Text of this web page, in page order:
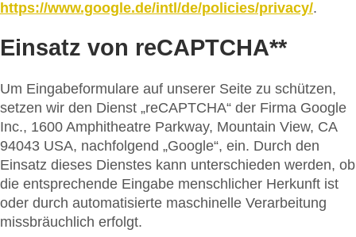
https://www.google.de/intl/de/policies/privacy/.
Einsatz von reCAPTCHA**
Um Eingabeformulare auf unserer Seite zu schützen,
setzen wir den Dienst „reCAPTCHA“ der Firma Google
Inc., 1600 Amphitheatre Parkway, Mountain View, CA
94043 USA, nachfolgend „Google“, ein. Durch den
Einsatz dieses Dienstes kann unterschieden werden, ob
die entsprechende Eingabe menschlicher Herkunft ist
oder durch automatisierte maschinelle Verarbeitung
missbräuchlich erfolgt.